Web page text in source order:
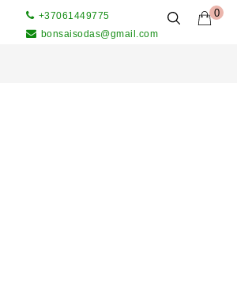
0
+37061449775
bonsaisodas@gmail.com